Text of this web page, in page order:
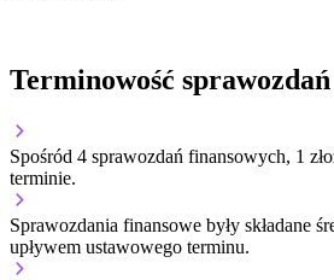
Terminowość sprawozdań
Spośród 4 sprawozdań finansowych, 1
terminie.
Sprawozdania finansowe były składane
upływem ustawowego terminu.